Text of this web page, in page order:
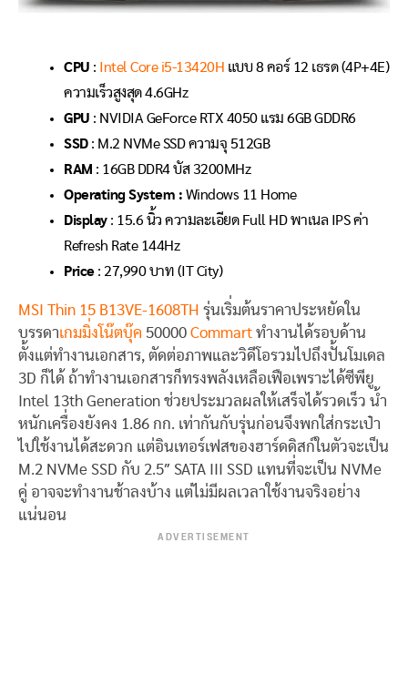
CPU : Intel Core i5-13420H แบบ 8 คอร์ 12 เธรด (4P+4E)
ความเร็วสูงสุด 4.6GHz
GPU : NVIDIA GeForce RTX 4050 แรม 6GB GDDR6
SSD : M.2 NVMe SSD ความจุ 512GB
RAM : 16GB DDR4 บัส 3200MHz
Operating System : Windows 11 Home
Display : 15.6 นิ้ว ความละเอียด Full HD พาเนล IPS ค่า
Refresh Rate 144Hz
Price : 27,990 บาท (IT City)
MSI Thin 15 B13VE-1608TH รุ่นเริ่มต้นราคาประหยัดใน
บรรดาเกมมิ่งโน๊ตบุ๊ค 50000 Commart ทำงานได้รอบด้าน
ตั้งแต่ทำงานเอกสาร, ตัดต่อภาพและวิดีโอรวมไปถึงปั้นโมเดล
3D ก็ได้ ถ้าทำงานเอกสารก็ทรงพลังเหลือเฟือเพราะได้ซีพียู
Intel 13th Generation ช่วยประมวลผลให้เสร็จได้รวดเร็ว น้ำ
หนักเครื่องยังคง 1.86 กก. เท่ากันกับรุ่นก่อนจึงพกใส่กระเป๋า
ไปใช้งานได้สะดวก แต่อินเทอร์เฟสของฮาร์ดดิสก์ในตัวจะเป็น
M.2 NVMe SSD กับ 2.5″ SATA III SSD แทนที่จะเป็น NVMe
คู่ อาจจะทำงานช้าลงบ้าง แต่ไม่มีผลเวลาใช้งานจริงอย่าง
แน่นอน
ADVERTISEMENT